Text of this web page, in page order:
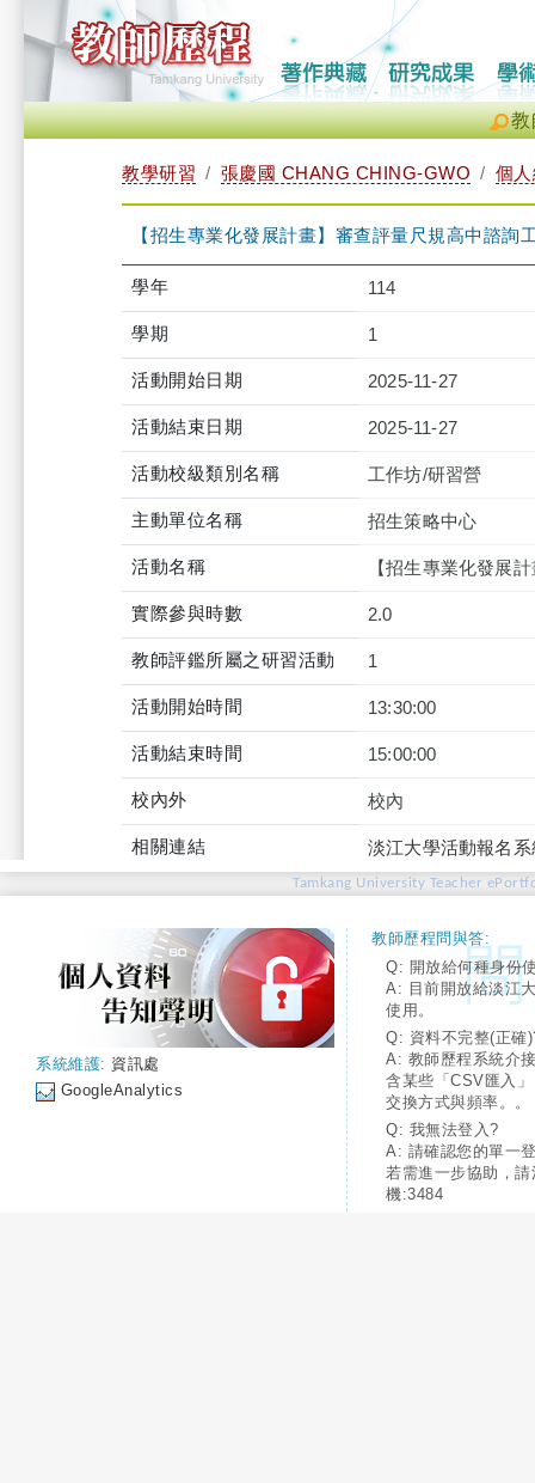
教
教學研習 張慶國 CHANG CHING-GWO 個
【招生專業化發展計畫】審查評量尺規高中諮
學年 114
學期 1
活動開始日期 2025-11-27
活動結束日期 2025-11-27
活動校級類別名稱 工作坊/研習營
主動單位名稱 招生策略中心
活動名稱 【招生專業化發展
實際參與時數 2.0
教師評鑑所屬之研習活動 1
活動開始時間 13:30:00
活動結束時間 15:00:00
校內外 校內
相關連結 淡江大學活動報名
Tamkang University Teacher
系統維護: 資訊處
GoogleAnalytics
教師歷程問與答:
Q: 開放給何種身份
A: 目前開放給淡江
使用。
Q: 資料不完整(正確
A: 教師歷程系統介
含某些「CSV匯入
交換方式與頻率。。
Q: 我無法登入?
A: 請確認您的單一
若需進一步協助，
機:3484